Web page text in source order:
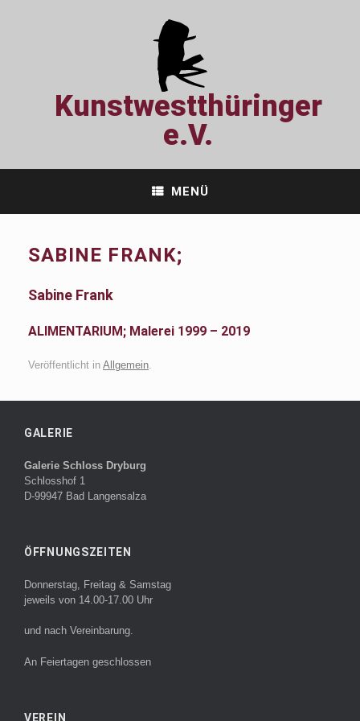
Kunstwestthüringer
e.V.
MENÜ
SABINE FRANK;
Sabine Frank
ALIMENTARIUM; Malerei 1999 – 2019
Veröffentlicht in Allgemein
GALERIE
Galerie Schloss Dryburg
Schlosshof 1
D-99947 Bad Langensalza
ÖFFNUNGSZEITEN
Donnerstag, Freitag & Samstag
jeweils von 14.00-17.00 Uhr
und nach Vereinbarung.
An Feiertagen geschlossen
VEREIN